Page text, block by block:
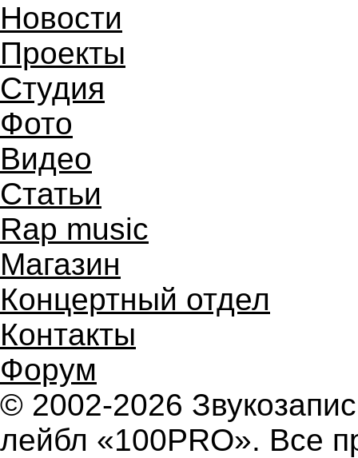
Новости
Проекты
Студия
Фото
Видео
Статьи
Rap music
Магазин
Концертный отдел
Контакты
Форум
© 2002-2026
лейбл «100PRO». Все